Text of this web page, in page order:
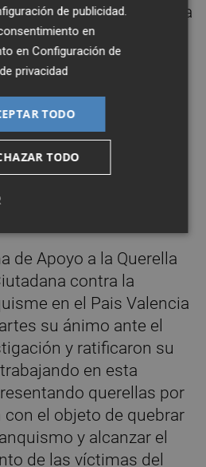
para revertir la
que, hasta la fecha,
en relación con
de los crímenes
durante la
política de impunidad
sido criticada desde
internacionales, entre
Derechos Humanos de
de Apoyo a la Querella
contra la
en el Pais Valencia
su ánimo ante el
y ratificaron su
en esta
querellas por
el objeto de quebrar
y alcanzar el
de las víctimas del
de publicidad
en
enConfiguración de
privacidad
TODO
TODO